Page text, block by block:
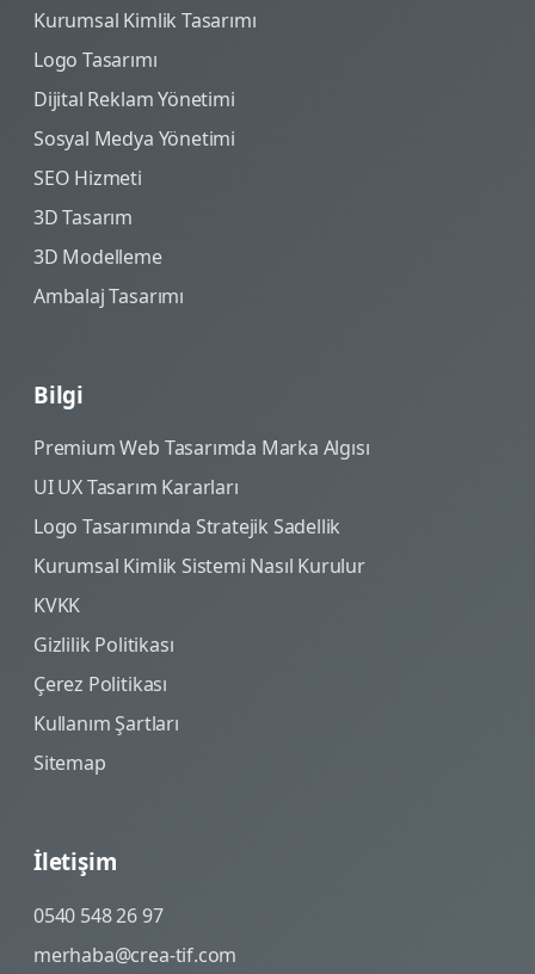
Kurumsal Kimlik Tasarımı
Logo Tasarımı
Dijital Reklam Yönetimi
Sosyal Medya Yönetimi
SEO Hizmeti
3D Tasarım
3D Modelleme
Ambalaj Tasarımı
Bilgi
Premium Web Tasarımda Marka Algısı
UI UX Tasarım Kararları
Logo Tasarımında Stratejik Sadellik
Kurumsal Kimlik Sistemi Nasıl Kurulur
KVKK
Gizlilik Politikası
Çerez Politikası
Kullanım Şartları
Sitemap
İletişim
0540 548 26 97
merhaba@crea-tif.com